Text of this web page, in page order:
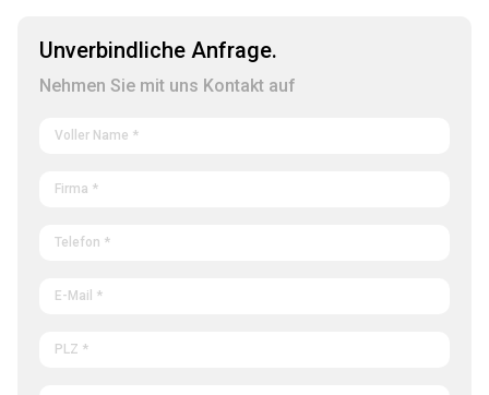
Unverbindliche Anfrage.
Nehmen Sie mit uns Kontakt auf